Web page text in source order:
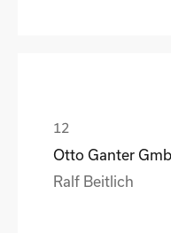
Otto Ganter
Ralf Beitlich